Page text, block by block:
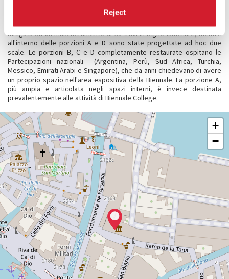
Reject
ai piani superiori è stata adeguata con la creazione di nuovi accessi
costituiti da una scala mobile esterna, realizzata sul prospetto est e
mitigata da un mascheramento di 38 travi in legno lamellare, mentre
all'interno delle porzioni A e D sono state progettate ad hoc due
scale. Le porzioni B, C e D completamente restaurate ospitano le
Partecipazioni nazionali (Argentina, Perù, Sud Africa, Turchia,
Messico, Emirati Arabi e Singapore), che da anni chiedevano di avere
un proprio spazio nell'area espositiva della Biennale. La porzione A,
più ampia e articolata negli spazi interni, è invece destinata
prevalentemente alle attività di Biennale College.
ARSENALE
-
TEATRI
E
SPAZI
DI
SPETTACOLO
SESTIERE
CASTELLO
CAMPO
DELLA
TANA,
2169/F
30122
VENEZIA
TEL.
0415218711
+
−